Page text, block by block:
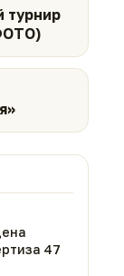
турнир
47